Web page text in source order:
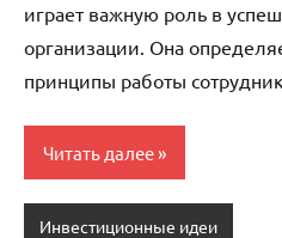
играет важную роль в
организации. Она
принципы работы
Читать далее
Инвестиционные идеи